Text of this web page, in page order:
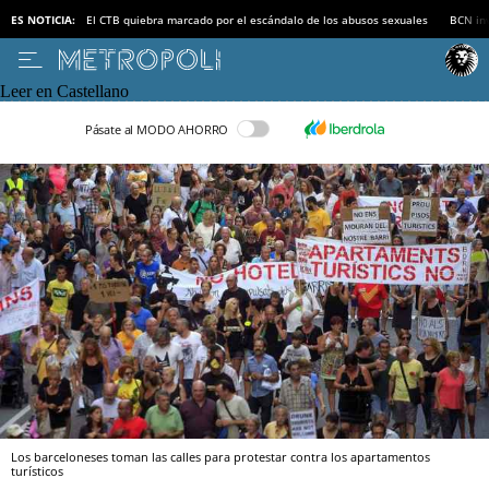
ES NOTICIA: El CTB quiebra marcado por el escándalo de los abusos sexuales BCN
Leer en Castellano
Pásate al MODO AHORRO
Los barceloneses toman las calles para protestar contra los apartamentos
turísticos